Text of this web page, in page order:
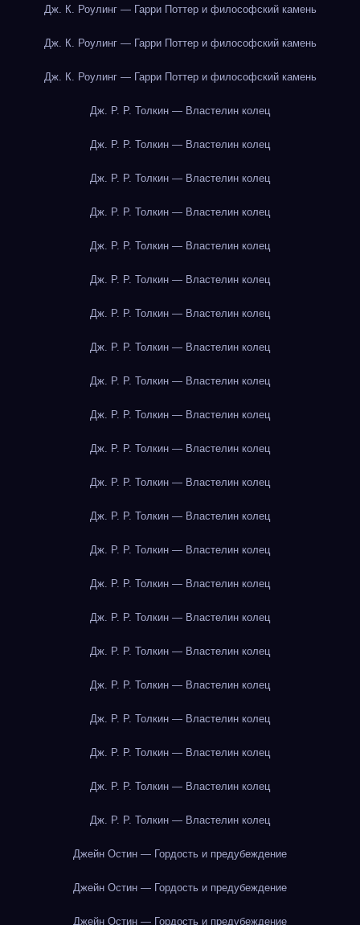
Дж. К. Роулинг — Гарри Поттер и философский камень
Дж. К. Роулинг — Гарри Поттер и философский камень
Дж. К. Роулинг — Гарри Поттер и философский камень
Дж. Р. Р. Толкин — Властелин колец
Дж. Р. Р. Толкин — Властелин колец
Дж. Р. Р. Толкин — Властелин колец
Дж. Р. Р. Толкин — Властелин колец
Дж. Р. Р. Толкин — Властелин колец
Дж. Р. Р. Толкин — Властелин колец
Дж. Р. Р. Толкин — Властелин колец
Дж. Р. Р. Толкин — Властелин колец
Дж. Р. Р. Толкин — Властелин колец
Дж. Р. Р. Толкин — Властелин колец
Дж. Р. Р. Толкин — Властелин колец
Дж. Р. Р. Толкин — Властелин колец
Дж. Р. Р. Толкин — Властелин колец
Дж. Р. Р. Толкин — Властелин колец
Дж. Р. Р. Толкин — Властелин колец
Дж. Р. Р. Толкин — Властелин колец
Дж. Р. Р. Толкин — Властелин колец
Дж. Р. Р. Толкин — Властелин колец
Дж. Р. Р. Толкин — Властелин колец
Дж. Р. Р. Толкин — Властелин колец
Дж. Р. Р. Толкин — Властелин колец
Дж. Р. Р. Толкин — Властелин колец
Джейн Остин — Гордость и предубеждение
Джейн Остин — Гордость и предубеждение
Джейн Остин — Гордость и предубеждение